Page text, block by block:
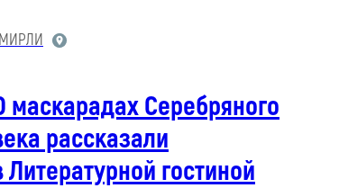
маскарадах Серебряного
рассказали
Литературной гостиной